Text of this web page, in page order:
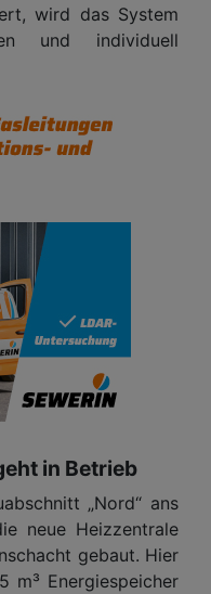
wird das System
und individuell
in Betrieb
„Nord“ ans
neue Heizzentrale
gebaut. Hier
m³ Energiespeicher